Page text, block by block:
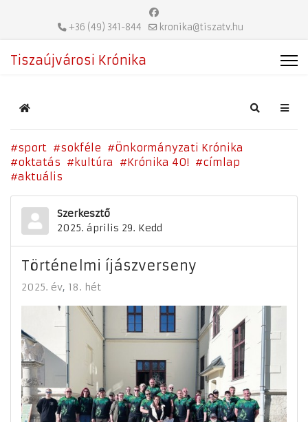
+36 (49) 341-844 kronika@tiszatv.hu
Tiszaújvárosi Krónika
Home Search
sport sokféle
Önkormányzati Krónika
oktatás
kultúra Krónika 40!
címlap
aktuális
Szerkesztő
2025. április 29. Kedd
Történelmi íjászverseny
2025. év 18. hét